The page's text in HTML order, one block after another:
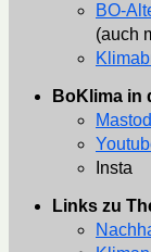
BO-
(auch
BoKlima in
Insta
Links zu